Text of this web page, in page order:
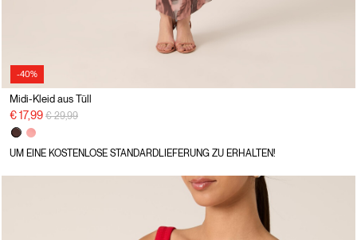
-40%
Midi-Kleid aus Tüll
€ 17,99 Preisreduzierung von
€ 29,99auf
UM EINE KOSTENLOSE STANDARDLIEFERUNG ZU ERHALTEN!